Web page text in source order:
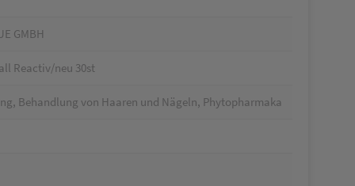
GMBH
Reactiv/neu 30st
Behandlung von Haaren und Nägeln, Phytopharmaka